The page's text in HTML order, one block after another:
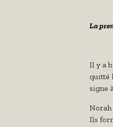
La
Il y a
quitté
signe
Norah
Ils